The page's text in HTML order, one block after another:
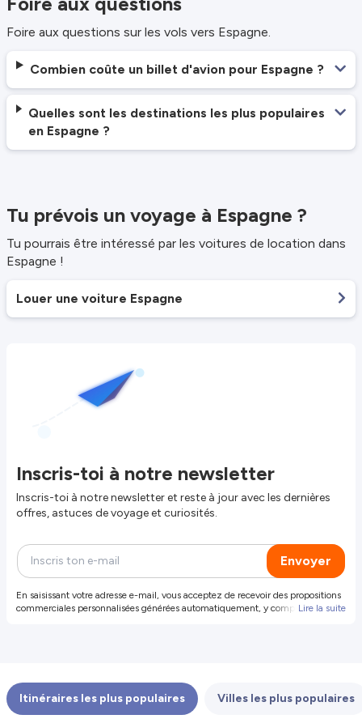
Foire aux questions sur les vols vers Espagne.
Combien coûte un billet d'avion pour Espagne ?
Quelles sont les destinations les plus populaires
en Espagne ?
Tu prévois un voyage à Espagne ?
Tu pourrais être intéressé par les voitures de location dans
Espagne !
Louer une voiture Espagne
Inscris-toi à notre newsletter
Inscris-toi à notre newsletter et reste à jour avec les dernières
offres, astuces de voyage et curiosités.
Envoyer
En saisissant votre adresse e-mail, vous acceptez de recevoir des propositions
commerciales personnalisées générées automatiquement, y compris desLire la suite
Itinéraires les plus populaires Villes les plus populaires